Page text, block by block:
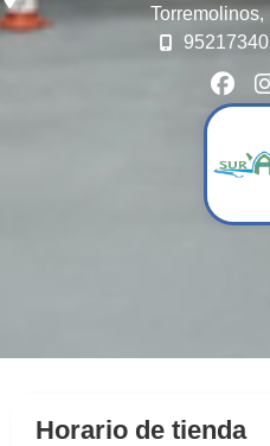
Torremolinos,
Horario de tienda